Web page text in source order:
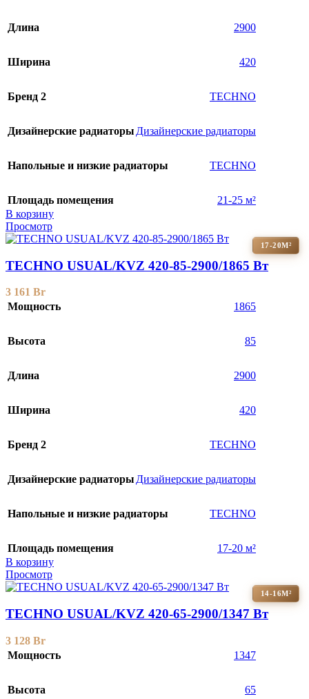
Длина 2900
Ширина 420
Бренд 2 TECHNO
Дизайнерские радиаторы Дизайнерские радиаторы
Напольные и низкие радиаторы TECHNO
Площадь помещения
21-25 м²
В корзину
Просмотр
17-20М²
TECHNO USUAL/KVZ 420-85-2900/1865 Вт
3 161 Br
Мощность
1865
Высота 85
Длина 2900
Ширина 420
Бренд 2 TECHNO
Дизайнерские радиаторы Дизайнерские радиаторы
Напольные и низкие радиаторы TECHNO
Площадь помещения
17-20 м²
В корзину
Просмотр
14-16М²
TECHNO USUAL/KVZ 420-65-2900/1347 Вт
3 128 Br
Мощность
1347
Высота 65